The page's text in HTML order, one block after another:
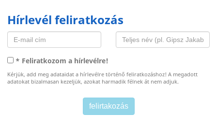
Hírlevél feliratkozás
* Feliratkozom a hírlevélre!
Kérjük, add meg adataidat a hírlevélre történő feliratkozáshoz! A megadott
adatokat bizalmasan kezeljük, azokat harmadik félnek át nem adjuk.